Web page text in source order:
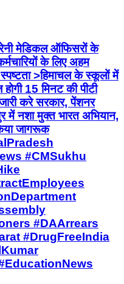
मेडिकल ऑफिसरों के
के लिए अहम
>हिमाचल के स्कूलों में
15 मिनट की पीटी
करे सरकार, पेंशनर
में नशा मुक्त भारत अभियान,
जागरूक
#CMSukhu
#DAArrears
#DrugFreeIndia